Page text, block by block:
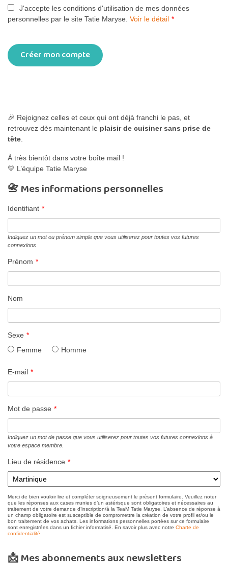
J'accepte les conditions d'utilisation de mes données
personnelles par le site Tatie Maryse. Voir le détail *
🎉 Rejoignez celles et ceux qui ont déjà franchi le pas, et
retrouvez dès maintenant le plaisir de cuisiner sans prise de
tête
À très bientôt dans votre boîte mail !
💛 L’équipe Tatie Maryse
📇 Mes informations personnelles
Identifiant *
Indiquez un mot ou prénom simple que vous utiliserez pour toutes vos futures
connexions
Prénom *
Nom
Sexe *
Femme
Homme
E-mail *
Mot de passe *
Indiquez un mot de passe que vous utiliserez pour toutes vos futures connexions à
votre espace membre.
Lieu de résidence *
Merci de bien vouloir lire et compléter soigneusement le présent formulaire. Veuillez noter
que les réponses aux cases munies d’un astérisque sont obligatoires et nécessaires au
traitement de votre demande d’inscription/à la TeaM Tatie Maryse. L’absence de réponse à
un champ obligatoire est susceptible de compromettre la création de votre profil et/ou le
bon traitement de vos achats. Les informations personnelles portées sur ce formulaire
sont enregistrées dans un fichier informatisé. En savoir plus avec notre Charte de
confidentialité
📩 Mes abonnements aux newsletters